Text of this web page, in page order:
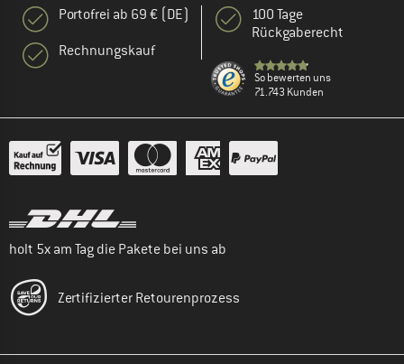
Portofrei ab 69 € (DE)
Rechnungskauf
100 Tage
Rückgaberecht
So bewerten uns
71.743 Kunden
holt 5x am Tag die Pakete bei uns ab
Zertifizierter Retourenprozess